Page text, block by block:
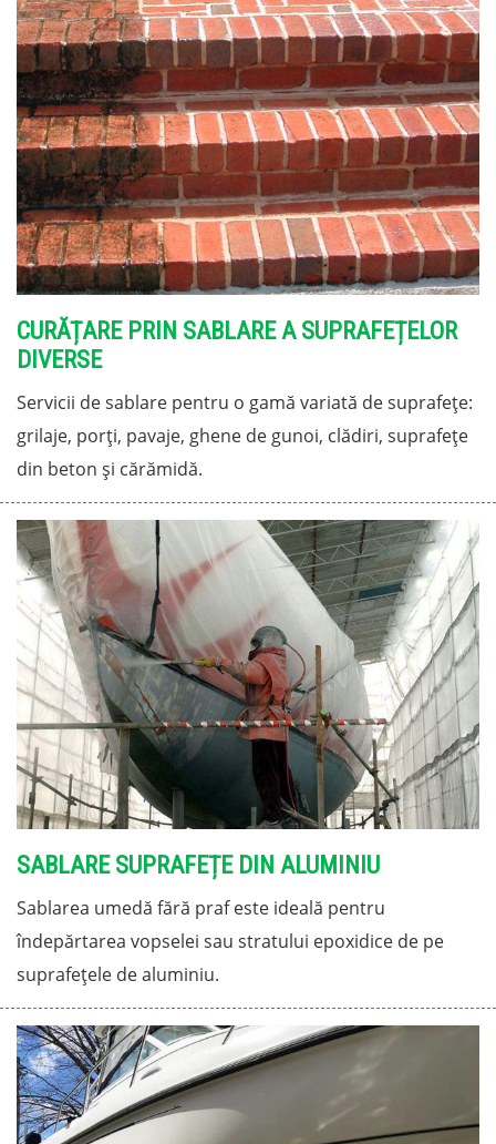
CURĂȚARE PRIN SABLARE A SUPRAFEȚELOR
DIVERSE
Servicii de sablare pentru o gamă variată de suprafețe:
grilaje, porți, pavaje, ghene de gunoi, clădiri, suprafețe
din beton și cărămidă.
SABLARE SUPRAFEȚE DIN ALUMINIU
Sablarea umedă fără praf este ideală pentru
îndepărtarea vopselei sau stratului epoxidice de pe
suprafețele de aluminiu.